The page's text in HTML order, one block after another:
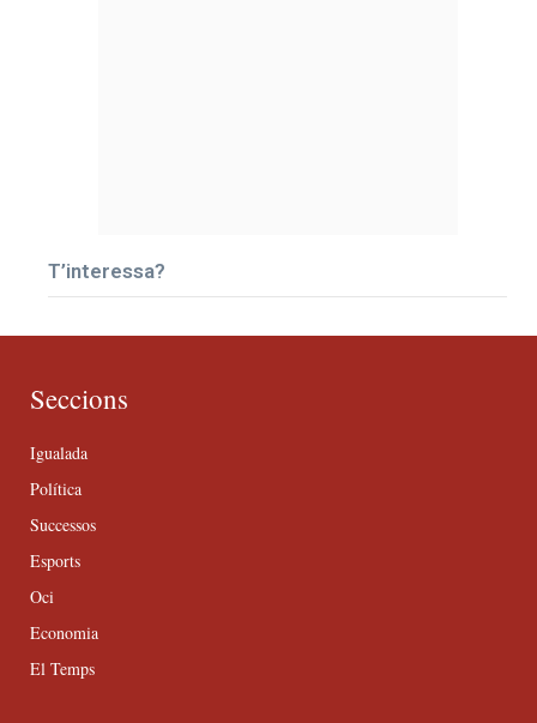
T’interessa?
Seccions
Igualada
Política
Successos
Esports
Oci
Economia
El Temps